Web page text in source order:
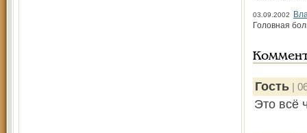
03.09.2002
Головная
Гость |
Это всё